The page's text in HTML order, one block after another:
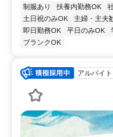
制服あり 扶養内勤務OK
土日祝のみOK
主婦・主夫
即日勤務OK
平日のみOK
ブランクOK
アルバイ